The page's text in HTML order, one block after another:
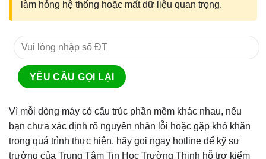
làm hỏng hệ thống hoặc mất dữ liệu quan trọng.
Vì mỗi dòng máy có cấu trúc phần mềm khác nhau, nếu
bạn chưa xác định rõ nguyên nhân lỗi hoặc gặp khó khăn
trong quá trình thực hiện, hãy gọi ngay hotline để kỹ sư
trưởng của Trung Tâm Tin Học Trường Thịnh hỗ trợ kiểm